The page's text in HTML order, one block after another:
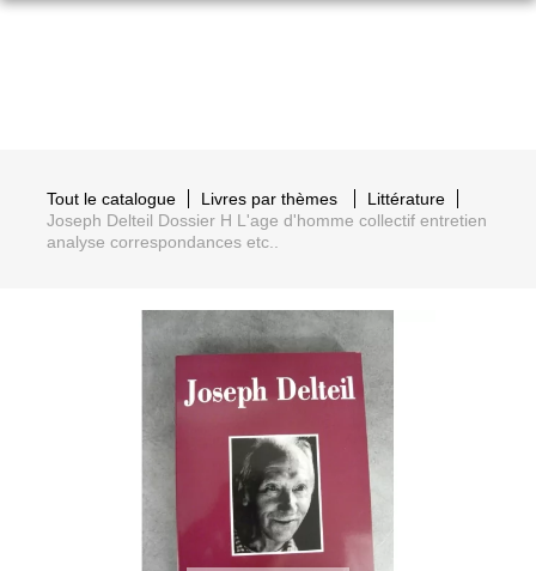
Tout le catalogue Livres par thèmes
Littérature
Joseph Delteil Dossier H L'age d'homme collectif entretien
analyse correspondances etc..